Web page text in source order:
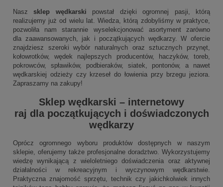
Naszsklep wędkarski powstał dzięki ogromnej pasji, którą
realizujemy już od wielu lat. Wiedza, którą zdobyliśmy w praktyce,
pozwoliła nam starannie wyselekcjonować asortyment zarówno
dla zaawansowanych, jak i początkujących wędkarzy. W ofercie
znajdziesz szeroki wybór naturalnych oraz sztucznych przynęt,
kołowrotków, wędek najlepszych producentów, haczyków, toreb,
pokrowców, spławików, podbieraków, siatek, pontonów, a nawet
wędkarskiej odzieży czy krzeseł do łowienia przy brzegu jeziora.
Zapraszamy na zakupy!
Sklep wędkarski – internetowy
raj dla początkujących i doświadczonych
wędkarzy
Oprócz ogromnego wyboru produktów dostępnych w naszym
sklepie, oferujemy także profesjonalne doradztwo. Wykorzystujemy
wiedzę wynikającą z wieloletniego doświadczenia oraz aktywnej
działalności w rekreacyjnym i wyczynowym wędkarstwie.
Praktyczna znajomość sprzętu, technik czy jakichkolwiek innych